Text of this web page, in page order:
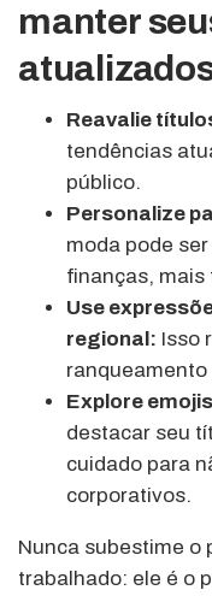
manter
Reavalie
tendências
público.
Personalize
moda pode
finanças, mais
Use
regional: Isso
ranqueamento
Explore
destacar seu
cuidado para
corporativos.
Nunca subestime o
trabalhado: ele é o